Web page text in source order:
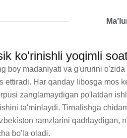
ko'rinishli yoqimli
boy madaniyati va g'ururini
ettiradi. Har qanday libosga mos
zanglamaydigan po'latdan
ta'minlaydi. Tirnalishga
ramzlarini qadrlaydigan,
bo'la oladi.